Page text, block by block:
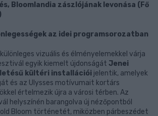
Bloomlandia zászlójának levonása (Fő
az idei programsorozatban
vizuális és élményelemekkel várja
egyik kiemelt újdonságát Jenei
kültéri installációi jelentik, amelyek
és az Ulysses motívumait kortárs
értelmezik újra a városi térben. Az
helyszínén barangolva új nézőpontból
Bloom történetét, miközben párbeszédet